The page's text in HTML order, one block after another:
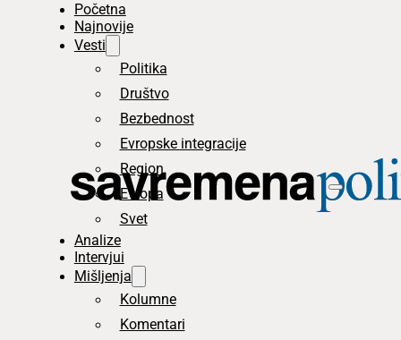
Početna
Najnovije
Vesti
Politika
Društvo
Bezbednost
Evropske integracije
Region
Evropa
Svet
Analize
Intervjui
Mišljenja
Kolumne
Komentari